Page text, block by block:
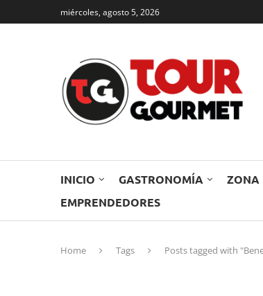
miércoles, agosto 5, 2026
INICIO GASTRONOMÍA ZONA
EMPRENDEDORES
Home Tags Posts tagged with